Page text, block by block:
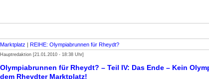
Marktplatz | REIHE: Olympiabrunnen für Rheydt?
Hauptredaktion [21.01.2010 - 18:38 Uhr]
Olympiabrunnen für Rheydt? – Teil IV: Das Ende – Kein
dem Rheydter Marktplatz!